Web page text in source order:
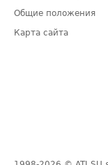
Общие положения
Карта сайта